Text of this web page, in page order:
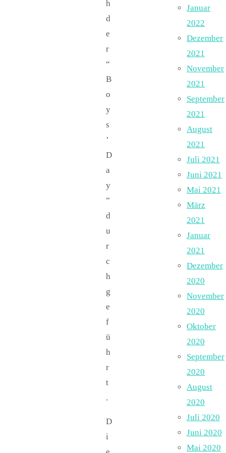
h
d
e
r
“
B
o
y
s
’
D
a
y
”
d
u
r
c
h
g
e
f
ü
h
r
t
.
D
i
Januar
2022
Dezember
2021
November
2021
September
2021
August
2021
Juli 2021
Juni 2021
Mai 2021
März
2021
Januar
2021
Dezember
2020
November
2020
Oktober
2020
September
2020
August
2020
Juli 2020
Juni 2020
Mai 2020